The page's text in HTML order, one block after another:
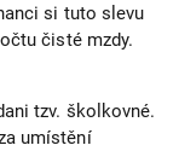
si tuto slevu
čisté mzdy.
tzv. školkovné.
umístění